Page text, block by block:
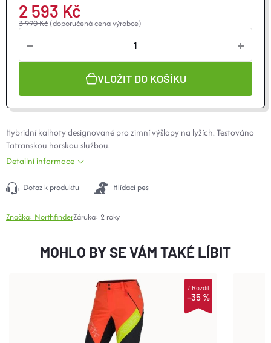
3 990 Kč (doporučená cena výrobce)
2 593 Kč
VLOŽIT DO KOŠÍKU
Hybridní kalhoty designované pro zimní výšlapy na lyžích. Testováno
Tatranskou horskou službou.
Detailní informace
Dotaz k produktu Hlídací pes
Značka: NorthfinderZáruka: 2 roky
MOHLO BY SE VÁM TAKÉ LÍBIT
–35 %
iRozdíl